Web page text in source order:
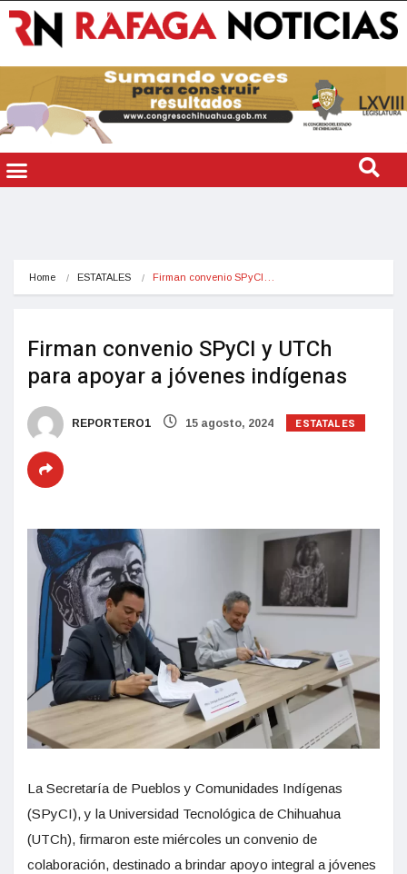
Home ESTATALES Firman convenio SPyCI…
Firman convenio SPyCI y UTCh
para apoyar a jóvenes indígenas
REPORTERO1 15 agosto, 2024 ESTATALES
La Secretaría de Pueblos y Comunidades Indígenas
(SPyCI), y la Universidad Tecnológica de Chihuahua
(UTCh), firmaron este miércoles un convenio de
colaboración, destinado a brindar apoyo integral a jóvenes